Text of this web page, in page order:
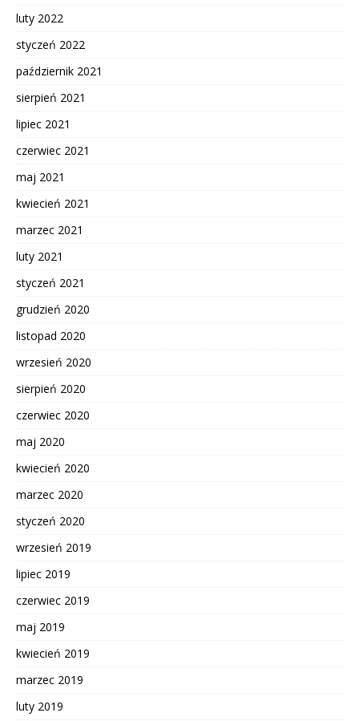
luty 2022
styczeń 2022
październik 2021
sierpień 2021
lipiec 2021
czerwiec 2021
maj 2021
kwiecień 2021
marzec 2021
luty 2021
styczeń 2021
grudzień 2020
listopad 2020
wrzesień 2020
sierpień 2020
czerwiec 2020
maj 2020
kwiecień 2020
marzec 2020
styczeń 2020
wrzesień 2019
lipiec 2019
czerwiec 2019
maj 2019
kwiecień 2019
marzec 2019
luty 2019